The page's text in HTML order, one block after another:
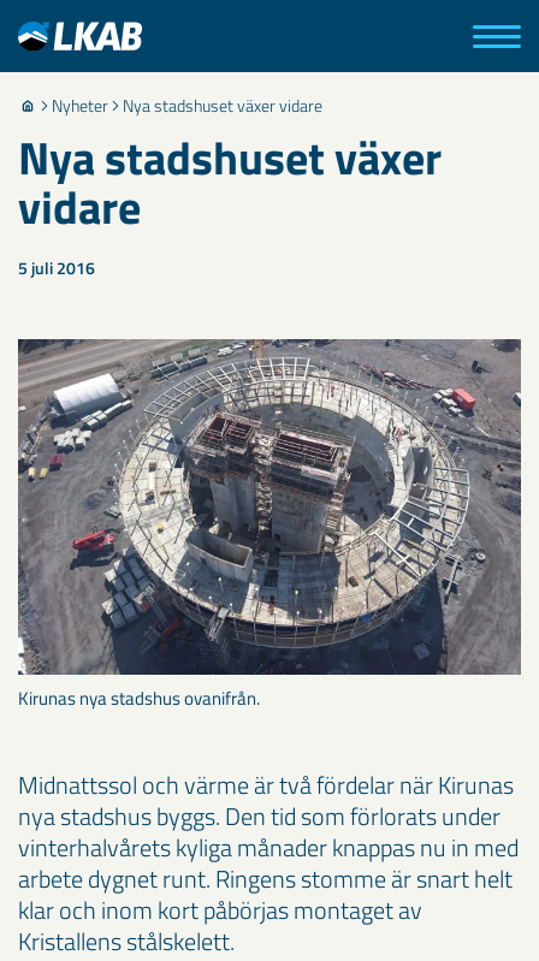
Nyheter Nya stadshuset växer vidare
Nya stadshuset växer
vidare
5 juli 2016
Kirunas nya stadshus ovanifrån.
Midnattssol och värme är två fördelar när Kirunas
nya stadshus byggs. Den tid som förlorats under
vinterhalvårets kyliga månader knappas nu in med
arbete dygnet runt. Ringens stomme är snart helt
klar och inom kort påbörjas montaget av
Kristallens stålskelett.